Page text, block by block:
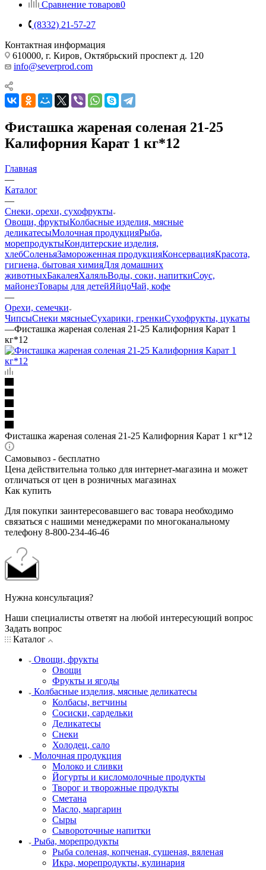
Сравнение товаров0
(8332) 21-57-27
Контактная информация
610000, г. Киров, Октябрьский проспект д. 120
info@severprod.com
Фисташка жареная соленая 21-25
Калифорния Карат 1 кг*12
Главная
—
Каталог
—
Снеки, орехи, сухофрукты
Овощи, фруктыКолбасные изделия, мясные
деликатесыМолочная продукцияРыба,
морепродуктыКондитерские изделия,
хлебСоленьяЗамороженная продукцияКонсервацияКрасота,
гигиена, бытовая химияДля домашних
животныхБакалеяХаляльВоды, соки, напиткиСоус,
майонезТовары для детейЯйцоЧай, кофе
—
Орехи, семечки
ЧипсыСнеки мясныеСухарики, гренкиСухофрукты, цукаты
—Фисташка жареная соленая 21-25 Калифорния Карат 1
кг*12
Фисташка жареная соленая 21-25 Калифорния Карат 1 кг*12
Самовывоз - бесплатно
Цена действительна только для интернет-магазина и может
отличаться от цен в розничных магазинах
Как купить
Для покупки заинтересовавшего вас товара необходимо
связаться с нашими менеджерами по многоканальному
телефону 8-800-234-46-46
Нужна консультация?
Наши специалисты ответят на любой интересующий вопрос
Задать вопрос
Каталог
Овощи, фрукты
Овощи
Фрукты и ягоды
Колбасные изделия, мясные деликатесы
Колбасы, ветчины
Сосиски, сардельки
Деликатесы
Снеки
Холодец, сало
Молочная продукция
Молоко и сливки
Йогурты и кисломолочные продукты
Творог и творожные продукты
Сметана
Масло, маргарин
Сыры
Сывороточные напитки
Рыба, морепродукты
Рыба соленая, копченая, сушеная, вяленая
Икра, морепродукты, кулинария